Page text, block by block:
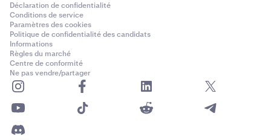
Déclaration de confidentialité
Conditions de service
Paramètres des cookies
Politique de confidentialité des candidats
Informations
Règles du marché
Centre de conformité
Ne pas vendre/partager